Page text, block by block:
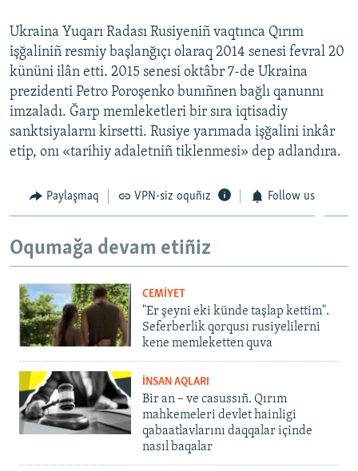
Ukraina Yuqarı Radası Rusiyeniñ vaqtınca Qırım
işğaliniñ resmiy başlanğıçı olaraq 2014 senesi fevral 20
kününi ilân etti. 2015 senesi oktâbr 7-de Ukraina
prezidenti Petro Poroşenko bunıñnen bağlı qanunnı
imzaladı. Ğarp memleketleri bir sıra iqtisadiy
sanktsiyalarnı kirsetti. Rusiye yarımada işğalini inkâr
etip, onı «tarihiy adaletniñ tiklenmesi» dep adlandıra.
Paylaşmaq VPN-siz oquñız Follow us
Oqumağa devam etiñiz
CEMİYET
"Er şeyni eki künde taşlap kettim".
Seferberlik qorqusı rusiyelilerni
kene memleketten quva
İNSAN AQLARI
Bir an – ve casussıñ. Qırım
mahkemeleri devlet hainligi
qabaatlavlarını daqqalar içinde
nasıl baqalar